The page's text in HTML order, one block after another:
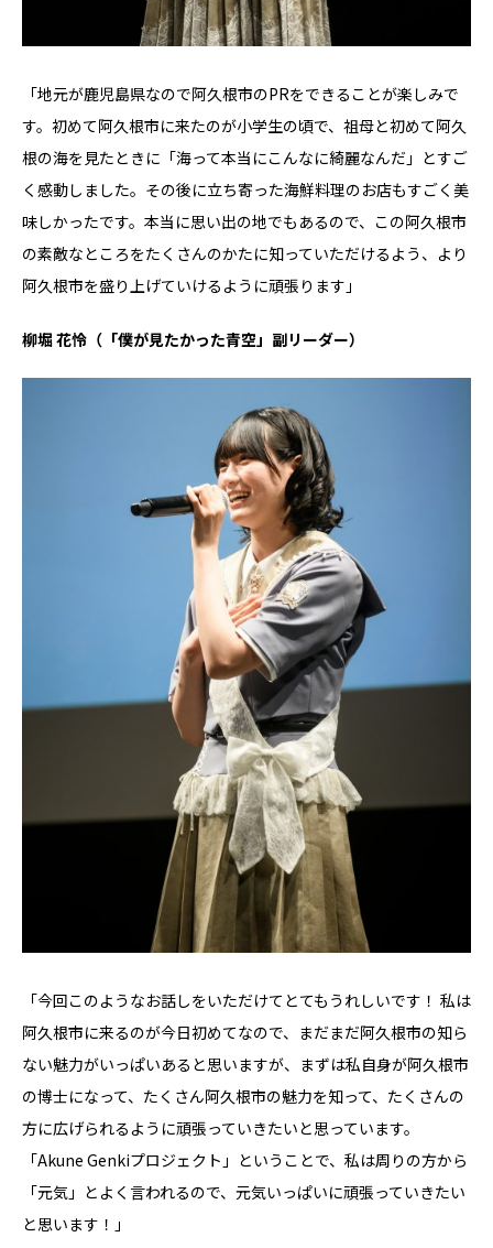
「地元が鹿児島県なので阿久根市のPRをできることが楽しみで
す。初めて阿久根市に来たのが小学生の頃で、祖母と初めて阿久
根の海を見たときに「海って本当にこんなに綺麗なんだ」とすご
く感動しました。その後に立ち寄った海鮮料理のお店もすごく美
味しかったです。本当に思い出の地でもあるので、この阿久根市
の素敵なところをたくさんのかたに知っていただけるよう、より
阿久根市を盛り上げていけるように頑張ります」
柳堀 花怜（「僕が見たかった青空」副リーダー）
「今回このようなお話しをいただけてとてもうれしいです！ 私は
阿久根市に来るのが今日初めてなので、まだまだ阿久根市の知ら
ない魅力がいっぱいあると思いますが、まずは私自身が阿久根市
の博士になって、たくさん阿久根市の魅力を知って、たくさんの
方に広げられるように頑張っていきたいと思っています。
「Akune Genkiプロジェクト」ということで、私は周りの方から
「元気」とよく言われるので、元気いっぱいに頑張っていきたい
と思います！」